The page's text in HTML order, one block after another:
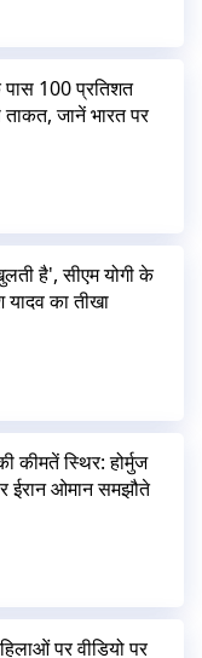
100 प्रतिशत
जानें भारत पर
है', सीएम योगी के
का तीखा
कीमतें स्थिर: होर्मुज
ईरान ओमान समझौते
पर वीडियो पर